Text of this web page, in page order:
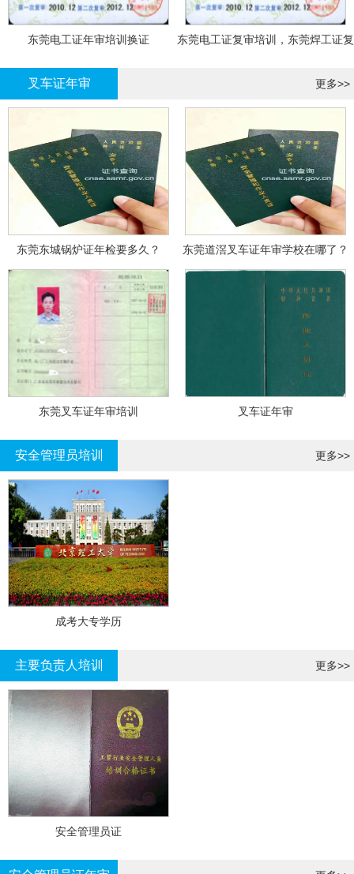
东莞电工证年审培训换证
东莞电工证复审培训，东莞焊工证复
叉车证年审 更多>>
东莞东城锅炉证年检要多久？ 东莞道滘叉车证年审学校在哪了？
东莞叉车证年审培训 叉车证年审
安全管理员培训 更多>>
成考大专学历
主要负责人培训 更多>>
安全管理员证